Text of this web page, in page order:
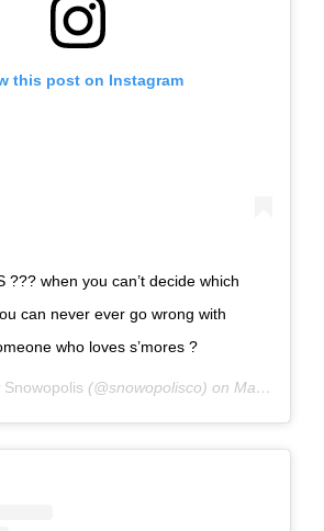
this post on Instagram
??? when you can’t decide which
can never ever go wrong with
who loves s’mores ?
Snowopolis (@snowopolisco) on May 15, 2019 at 10:41am PDT